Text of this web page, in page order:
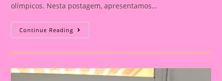
olímpicos. Nesta postagem, apresentamos…
Continue Reading Atividade
Com